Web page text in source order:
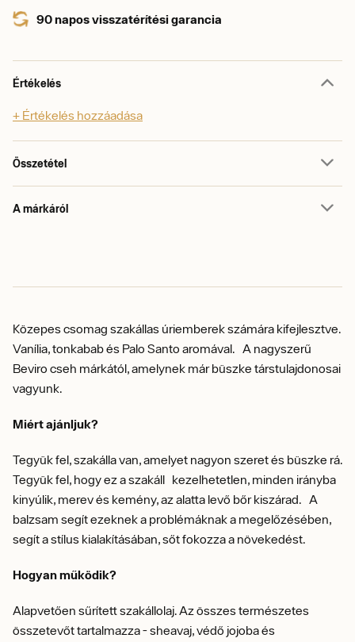
90 napos visszatérítési garancia
Értékelés
+ Értékelés hozzáadása
Összetétel
A márkáról
Közepes csomag szakállas úriemberek számára kifejlesztve.
Vanília, tonkabab és Palo Santo aromával. A nagyszerű
Beviro cseh márkától, amelynek már büszke társtulajdonosai
vagyunk.
Miért ajánljuk?
Tegyük fel, szakálla van, amelyet nagyon szeret és büszke rá.
Tegyük fel, hogy ez a szakáll kezelhetetlen, minden irányba
kinyúlik, merev és kemény, az alatta levő bőr kiszárad. A
balzsam segít ezeknek a problémáknak a megelőzésében,
segít a stílus kialakításában, sőt fokozza a növekedést.
Hogyan működik?
Alapvetően sűrített szakállolaj.Az összes természetes
összetevőt tartalmazza - sheavaj, védő jojoba és